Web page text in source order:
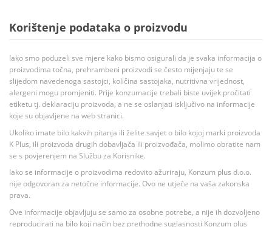
Korištenje podataka o proizvodu
Iako smo poduzeli sve mjere kako bismo osigurali da je svaka informacija o
proizvodima točna, prehrambeni proizvodi se često mijenjaju te se
slijedom navedenoga sastojci, količina sastojaka, nutritivna vrijednost,
alergeni mogu promjeniti. Prije konzumacije trebali biste uvijek pročitati
etiketu tj. deklaraciju proizvoda, a ne se oslanjati isključivo na informacije
koje su objavljene na web stranici.
Ukoliko imate bilo kakvih pitanja ili želite savjet o bilo kojoj marki proizvoda
K Plus, ili proizvoda drugih dobavljača ili proizvođača, molimo obratite nam
se s povjerenjem na Službu za Korisnike.
Iako se informacije o proizvodima redovito ažuriraju, Konzum plus d.o.o.
nije odgovoran za netočne informacije. Ovo ne utječe na vaša zakonska
prava.
Ove informacije objavljuju se samo za osobne potrebe, a nije ih dozvoljeno
reproducirati na bilo koji način bez prethodne suglasnosti Konzum plus